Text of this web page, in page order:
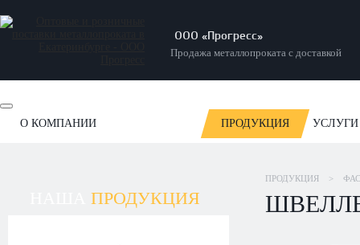
ООО «Прогресс»
Продажа металлопроката с доставкой
О КОМПАНИИ ПРОДУКЦИЯ УСЛУГИ
ПРОДУКЦИЯ
ПРОДУКЦИЯ >